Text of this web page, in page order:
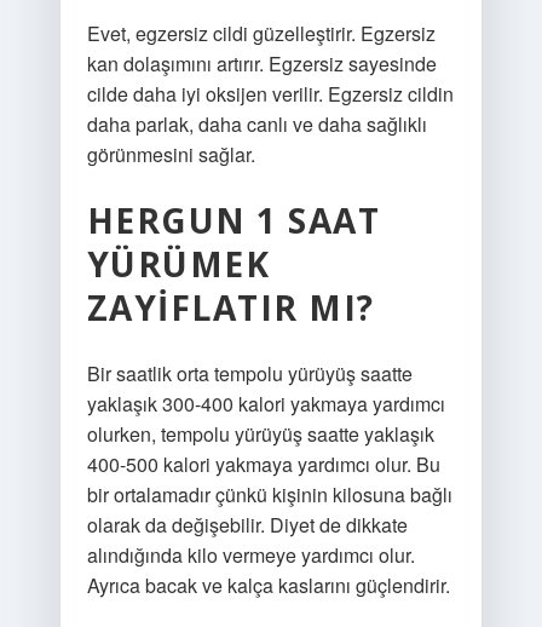
Evet, egzersiz cildi güzelleştirir. Egzersiz
kan dolaşımını artırır. Egzersiz sayesinde
cilde daha iyi oksijen verilir. Egzersiz cildin
daha parlak, daha canlı ve daha sağlıklı
görünmesini sağlar.
HERGUN 1 SAAT
YÜRÜMEK
ZAYIFLATIR MI?
Bir saatlik orta tempolu yürüyüş saatte
yaklaşık 300-400 kalori yakmaya yardımcı
olurken, tempolu yürüyüş saatte yaklaşık
400-500 kalori yakmaya yardımcı olur. Bu
bir ortalamadır çünkü kişinin kilosuna bağlı
olarak da değişebilir. Diyet de dikkate
alındığında kilo vermeye yardımcı olur.
Ayrıca bacak ve kalça kaslarını güçlendirir.